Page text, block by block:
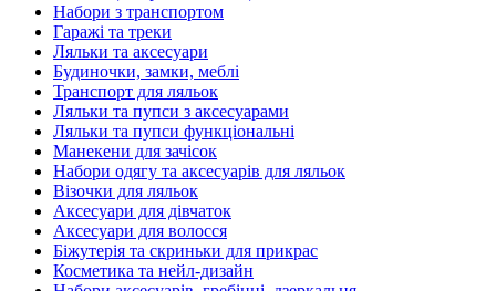
Набори з транспортом
Гаражі та треки
Ляльки та аксесуари
Будиночки, замки, меблі
Транспорт для ляльок
Ляльки та пупси з аксесуарами
Ляльки та пупси функціональні
Манекени для зачісок
Набори одягу та аксесуарів для ляльок
Візочки для ляльок
Аксесуари для дівчаток
Аксесуари для волосся
Біжутерія та скриньки для прикрас
Косметика та нейл-дизайн